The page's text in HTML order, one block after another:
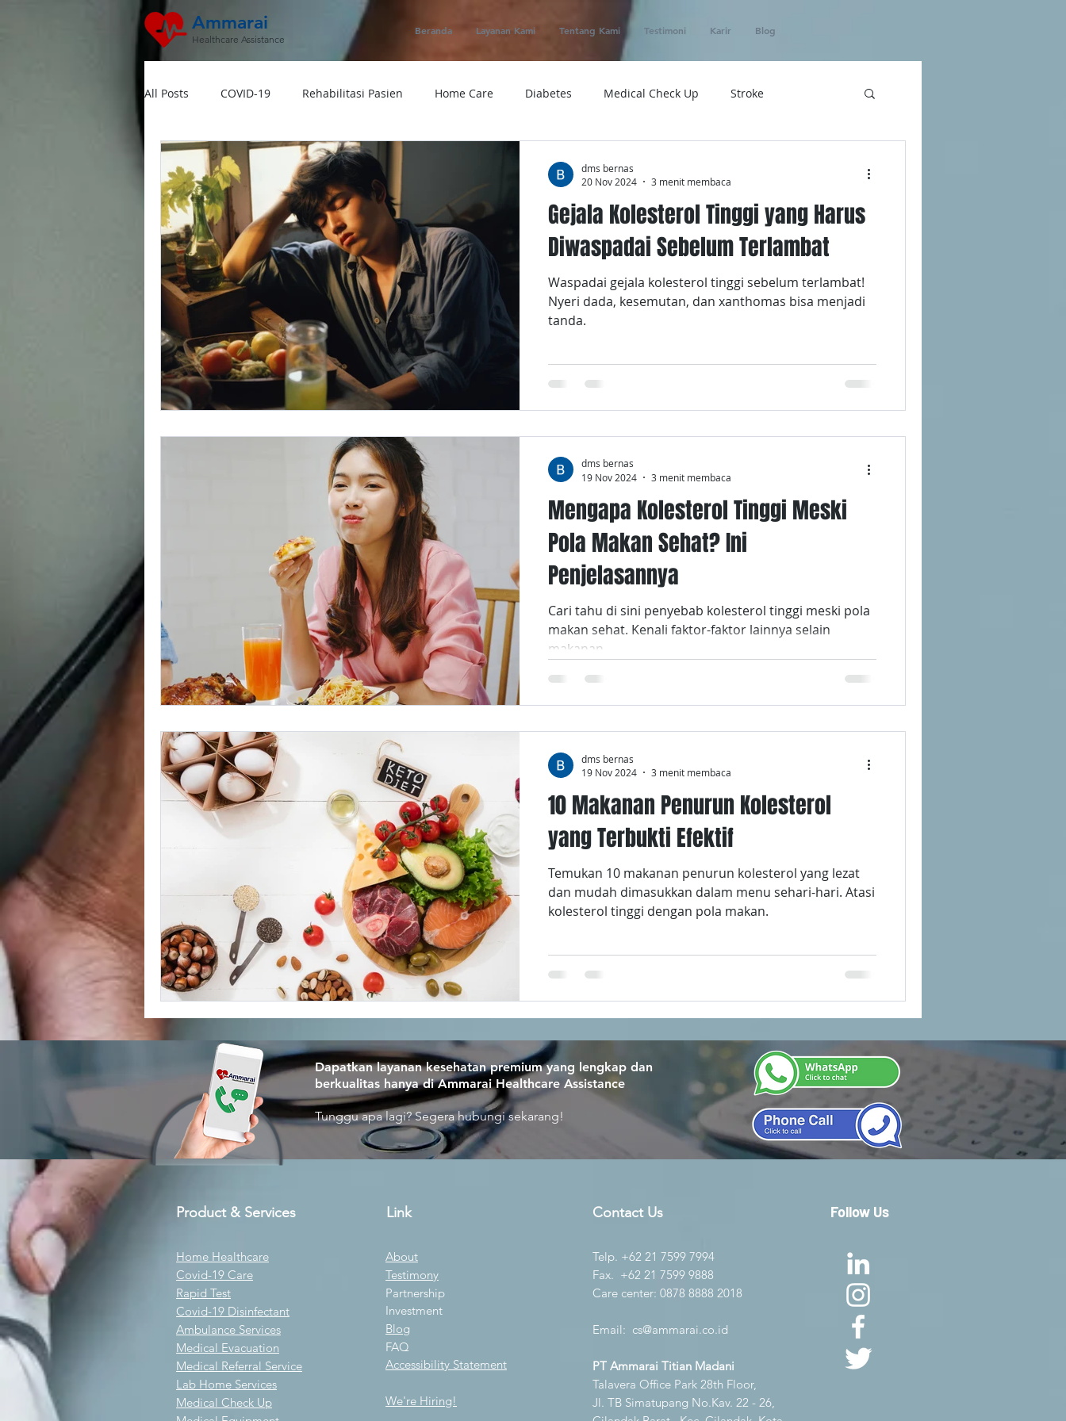
Ammarai
Healthcare Assistance
Beranda Layanan Kami Tentang Kami Testimoni Karir Blog
All Posts COVID-19 Rehabilitasi Pasien Home Care Diabetes Medical Check Up Stroke
Hipertensi Jantung
Dokter Visit Ke Rumah Home Service Obat Telemedicine Medical Evacuation ICU Home Care
Multivitamin Booster Rumah Sakit Rumah Sakit Tumor Penyakit
Gejala Kolesterol Tinggi yang Harus
Diwaspadai Sebelum Terlambat
Waspadai gejala kolesterol tinggi sebelum terlambat!
Nyeri dada, kesemutan, dan xanthomas bisa menjadi
tanda.
dms bernas
20 Nov 2024
3 menit membaca
Mengapa Kolesterol Tinggi Meski
Pola Makan Sehat? Ini
Penjelasannya
Cari tahu di sini penyebab kolesterol tinggi meski pola
makan sehat. Kenali faktor-faktor lainnya selain
makanan.
dms bernas
19 Nov 2024
3 menit membaca
10 Makanan Penurun Kolesterol
yang Terbukti Efektif
Temukan 10 makanan penurun kolesterol yang lezat
dan mudah dimasukkan dalam menu sehari-hari. Atasi
kolesterol tinggi dengan pola makan.
dms bernas
19 Nov 2024
3 menit membaca
Dapatkan layanan kesehatan premium yang lengkap dan
berkualitas hanya di Ammarai Healthcare Assistance
Tunggu apa lagi? Segera hubungi sekarang!
Product & Services
Home Healthcare
Covid-19 Care
Rapid Test
Covid-19 Disinfectant
Ambulance Services
Medical Evacuation
Medical Referral Service
Lab Home Services
Medical Check Up
Link
About
Testimony
Partnership
Investment
Blog
FAQ
Accessibility Statement
We're Hiring!
Contact Us
Telp. +62 21 7599 7994
Fax. +62 21 7599 9888
Care center: 0878 8888 2018
Email: cs@ammarai.co.id
PT Ammarai Titian Madani
Talavera Office Park 28th Floor,
Jl. TB Simatupang No.Kav. 22 - 26,
Follow Us